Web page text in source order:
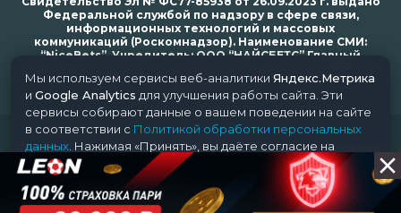
Федеральной службой по надзору в сфере связи,
информационных технологий и массовых
коммуникаций (Роскомнадзор). Наименование СМИ:
“NiceBets”. Учредитель: ООО “НАЙСБЕТС” Главный
bets.ru
© 2018-2024 NiceBets. 18+
Мы используем сервисы веб-аналитики Яндекс.Метрика
и Google Analytics для улучшения работы сайта. Эти
сервисы собирают данные о вашем поведении на сайте
в соответствии с Политикой обработки персональных
данных . Нажимая «Принять», вы даёте согласие на
обработку ваших данных этими сервисами.
Принять Отклонить